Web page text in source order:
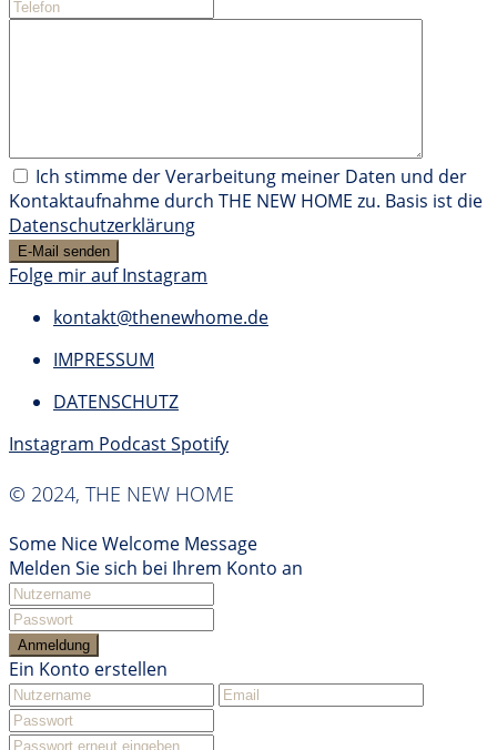
Ich stimme der Verarbeitung meiner Daten und der
Kontaktaufnahme durch THE NEW HOME zu. Basis ist die
Datenschutzerklärung
Folge mir auf Instagram
kontakt@thenewhome.de
IMPRESSUM
DATENSCHUTZ
Instagram PodcastSpotify
© 2024, THE NEW HOME
Some Nice Welcome Message
Melden Sie sich bei Ihrem Konto an
Anmeldung
Ein Konto erstellen